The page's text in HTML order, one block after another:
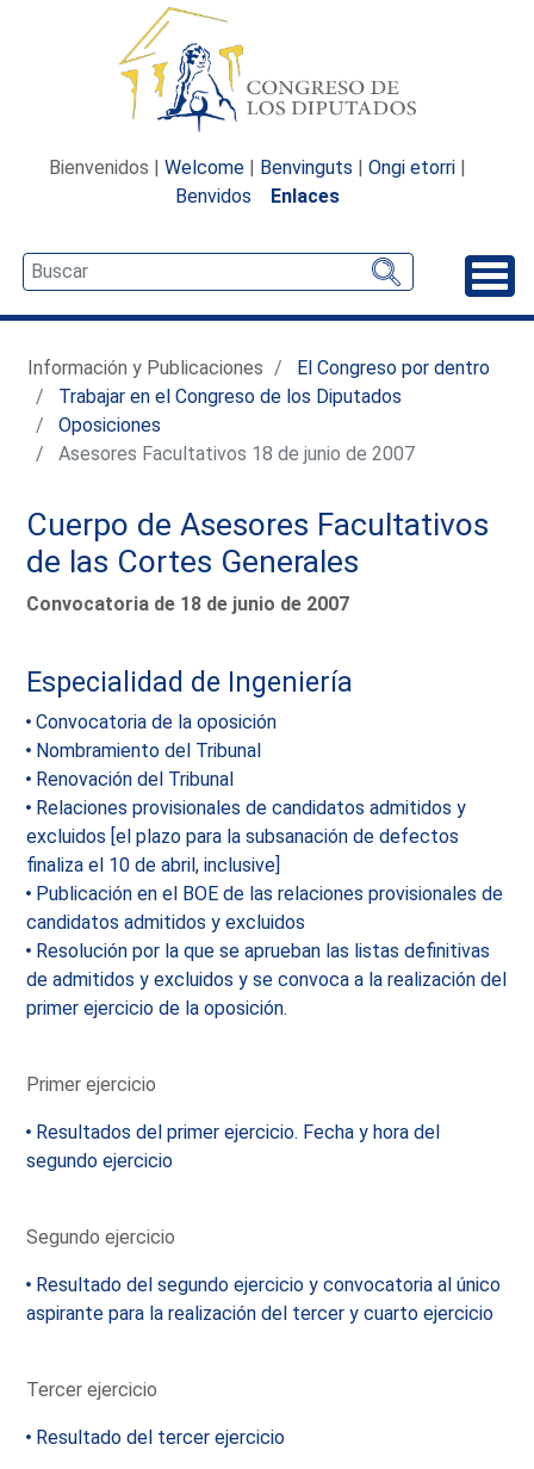
Bienvenidos | Welcome | Benvinguts | Ongi etorri |
Benvidos
Enlaces
Información y Publicaciones
El Congreso por dentro
Trabajar en el Congreso de los Diputados
Oposiciones
Asesores Facultativos 18 de junio de 2007
Cuerpo de Asesores Facultativos
de las Cortes Generales
Convocatoria de 18 de junio de 2007
Especialidad de Ingeniería
Convocatoria de la oposición
Nombramiento del Tribunal
Renovación del Tribunal
Relaciones provisionales de candidatos admitidos y
excluidos [el plazo para la subsanación de defectos
finaliza el 10 de abril, inclusive]
Publicación en el BOE de las relaciones provisionales de
candidatos admitidos y excluidos
Resolución por la que se aprueban las listas definitivas
de admitidos y excluidos y se convoca a la realización del
primer ejercicio de la oposición.
Primer ejercicio
Resultados del primer ejercicio. Fecha y hora del
segundo ejercicio
Segundo ejercicio
Resultado del segundo ejercicio y convocatoria al único
aspirante para la realización del tercer y cuarto ejercicio
Tercer ejercicio
Resultado del tercer ejercicio